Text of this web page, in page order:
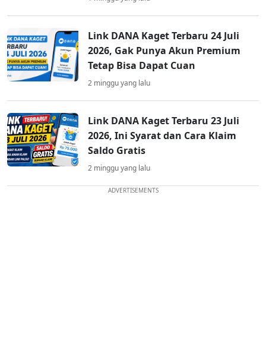
Link DANA Kaget Terbaru 24 Juli
2026, Gak Punya Akun Premium
Tetap Bisa Dapat Cuan
2 minggu yang lalu
Link DANA Kaget Terbaru 23 Juli
2026, Ini Syarat dan Cara Klaim
Saldo Gratis
2 minggu yang lalu
ADVERTISEMENTS